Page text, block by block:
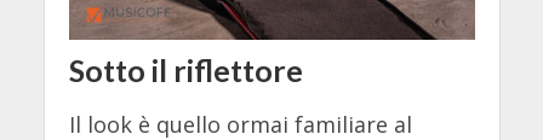
Sotto il riflettore
Il look è quello ormai familiare al